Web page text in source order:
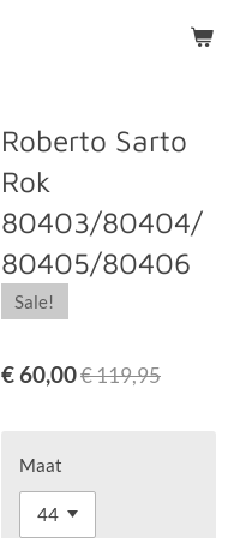
Roberto Sarto
Rok
80403/80404/
80405/80406
Sale!
€ 60,00€ 119,95
Maat